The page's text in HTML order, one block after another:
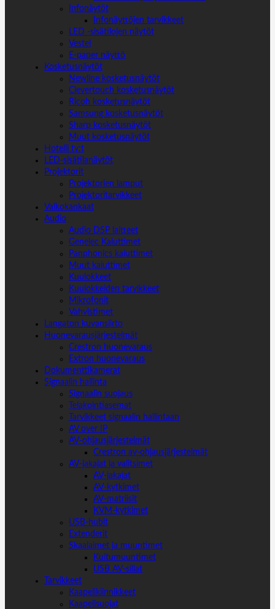
Infonäytöt
Infonäyttöjen tarvikkeet
LED -sisätilojen näytöt
Vestel
E-paper näyttö
Kosketusnäytöt
Newline kosketusnäytöt
Clevertouch kosketusnäytöt
Ricoh kosketusnäytöt
Samsung kosketusnäytöt
Sharp kosketusnäytöt
Muut kosketusnäytöt
Hotelli tv:t
LED-sisätilanäytöt
Projektorit
Projektorien lamput
Projektoritarvikkeet
Valkokankaat
Audio
Audio DSP laitteet
Genelec Kaiuttimet
Panphonics kaiuttimet
Muut kaiuttimet
Kuulokkeet
Kuulokkeiden tarvikkeet
Mikrofonit
Vahvistimet
Langaton kuvansiirto
Huonevarausjärjestelmät
Crestron huonevaraus
Extron huonevaraus
Dokumenttikamerat
Signaalin hallinta
Signaalin suojaus
Telakointiasemat
Tarvikkeet signaalin hallintaan
AV over IP
AV-ohjausjärjestelmät
Crestron av-ohjausjärjestelmät
AV-jakajat ja valitsimet
AV-jakajat
AV-kytkimet
AV-matriisit
KVM-kytkimet
USB-hubit
Extenderit
Skaalaimet ja muuntimet
Kuitumuuntimet
USB AV-sillat
Tarvikkeet
Kaapelikiinnikkeet
Kaapelisuojat